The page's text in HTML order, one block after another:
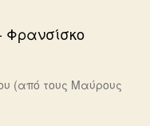
(από τους Μαύρους